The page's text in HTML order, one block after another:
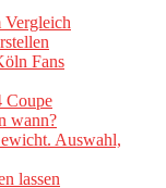
Vergleich
Fans
Coupe
wann?
Auswahl,
lassen